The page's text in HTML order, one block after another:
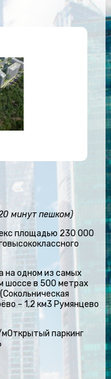
минут пешком)
площадью 230 000
на одном из самых
шоссе в 500 метрах
– 1,2 км3 Румянцево
паркинг